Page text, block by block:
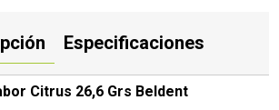
Especificaciones
Citrus 26,6 Grs Beldent